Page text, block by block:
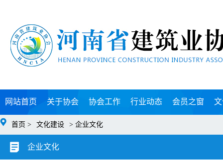
网站首页 关于协会 协会工作 行业动态 会员之窗
首页 > 文化建设 > 企业文化
企业文化